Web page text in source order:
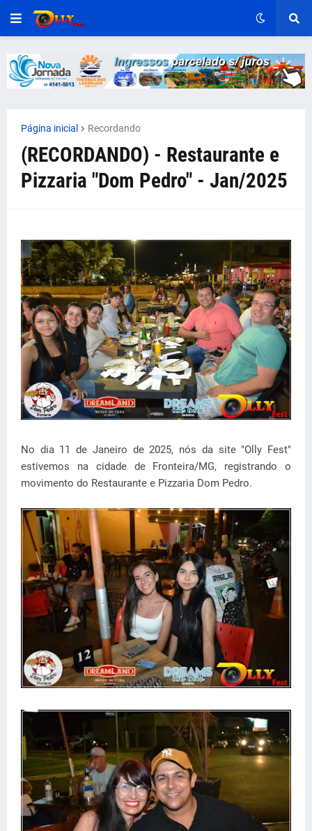
Página inicial Recordando
(RECORDANDO) - Restaurante e
Pizzaria "Dom Pedro" - Jan/2025
No dia 11 de Janeiro de 2025, nós da site "Olly Fest"
estivemos na cidade de Fronteira/MG, registrando o
movimento do Restaurante e Pizzaria Dom Pedro.